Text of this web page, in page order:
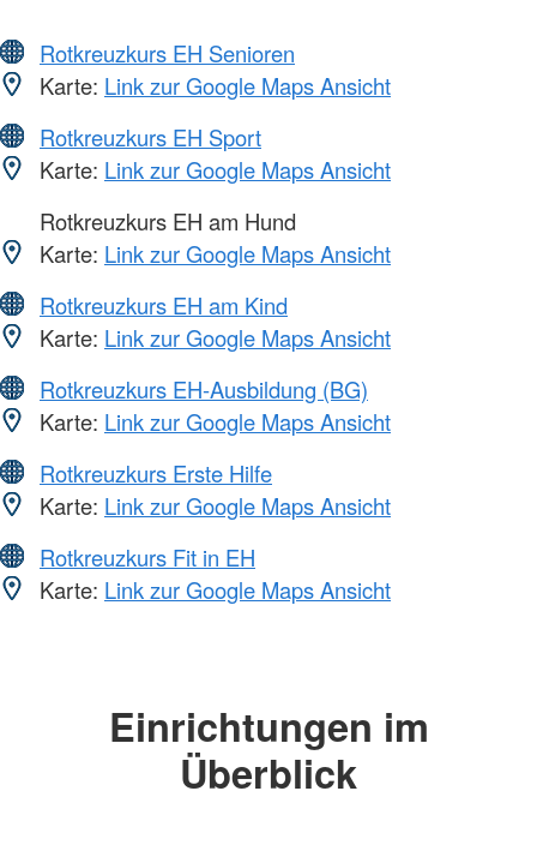
Rotkreuzkurs EH Senioren
Karte: Link zur Google Maps Ansicht
Rotkreuzkurs EH Sport
Karte: Link zur Google Maps Ansicht
Rotkreuzkurs EH am Hund
Karte: Link zur Google Maps Ansicht
Rotkreuzkurs EH am Kind
Karte: Link zur Google Maps Ansicht
Rotkreuzkurs EH-Ausbildung (BG)
Karte: Link zur Google Maps Ansicht
Rotkreuzkurs Erste Hilfe
Karte: Link zur Google Maps Ansicht
Rotkreuzkurs Fit in EH
Karte: Link zur Google Maps Ansicht
Einrichtungen im
Überblick